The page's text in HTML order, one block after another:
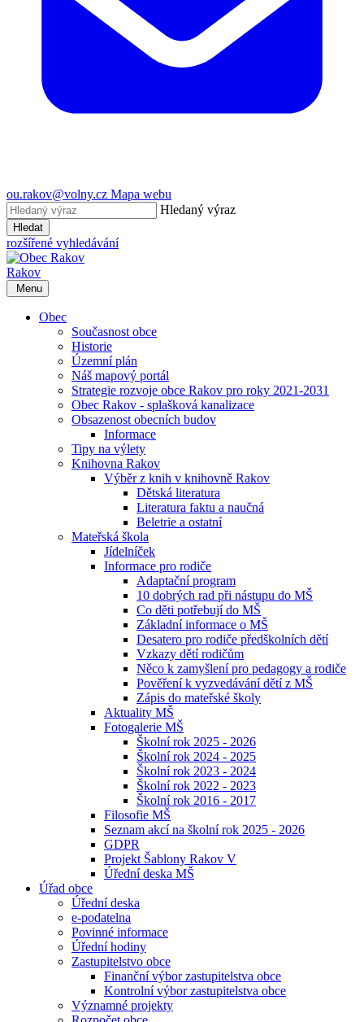
ou.rakov@volny.cz Mapa webu
Hledaný výraz
Hledat
rozšířené vyhledávání
Rakov
Menu
Obec
Současnost obce
Historie
Územní plán
Náš mapový portál
Strategie rozvoje obce Rakov pro roky 2021-2031
Obec Rakov - splašková kanalizace
Obsazenost obecních budov
Informace
Tipy na výlety
Knihovna Rakov
Výběr z knih v knihovně Rakov
Dětská literatura
Literatura faktu a naučná
Beletrie a ostatní
Mateřská škola
Jídelníček
Informace pro rodiče
Adaptační program
10 dobrých rad při nástupu do MŠ
Co děti potřebují do MŠ
Základní informace o MŠ
Desatero pro rodiče předškolních dětí
Vzkazy dětí rodičům
Něco k zamyšlení pro pedagogy a rodiče
Pověření k vyzvedávání dětí z MŠ
Zápis do mateřské školy
Aktuality MŠ
Fotogalerie MŠ
Školní rok 2025 - 2026
Školní rok 2024 - 2025
Školní rok 2023 - 2024
Školní rok 2022 - 2023
Školní rok 2016 - 2017
Filosofie MŠ
Seznam akcí na školní rok 2025 - 2026
GDPR
Projekt Šablony Rakov V
Úřední deska MŠ
Úřad obce
Úřední deska
e-podatelna
Povinné informace
Úřední hodiny
Zastupitelstvo obce
Finanční výbor zastupitelstva obce
Kontrolní výbor zastupitelstva obce
Významné projekty